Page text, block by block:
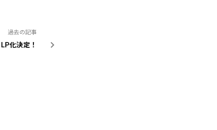
過去の記事
化決定！